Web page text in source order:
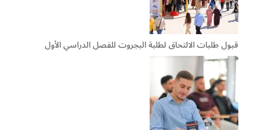
قبول طلبات الالتحاق لطلبة البجروت للفصل الدراسي الأول